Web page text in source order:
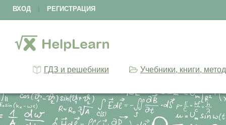
ВХОД РЕГИСТРАЦИЯ
ГДЗ и решебники Учебники, книги,